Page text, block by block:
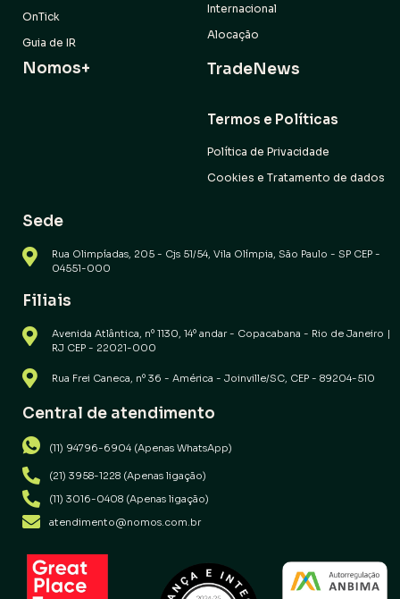
Internacional
Alocação
OnTick
Guia de IR
TradeNews
Nomos+
Termos e Políticas
Política de Privacidade
Cookies e Tratamento de dados
Sede
Rua Olimpíadas, 205 - Cjs 51/54, Vila Olímpia, São Paulo - SP CEP -
04551-000
Filiais
Avenida Atlântica, nº 1130, 14º andar - Copacabana - Rio de Janeiro |
RJ CEP - 22021-000
Rua Frei Caneca, nº 36 - América - Joinville/SC, CEP - 89204-510
Central de atendimento
(11) 94796-6904 (Apenas WhatsApp)
(21) 3958-1228 (Apenas ligação)
(11) 3016-0408 (Apenas ligação)
atendimento@nomos.com.br